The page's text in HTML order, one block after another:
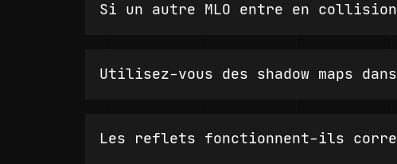
Si un autre MLO entre en
Utilisez-vous des shadow maps
Les reflets fonctionnent-ils